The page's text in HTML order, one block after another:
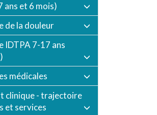
ans et 6 mois)
de la douleur
IDTPA 7-17 ans
médicales
clinique - trajectoire
et services